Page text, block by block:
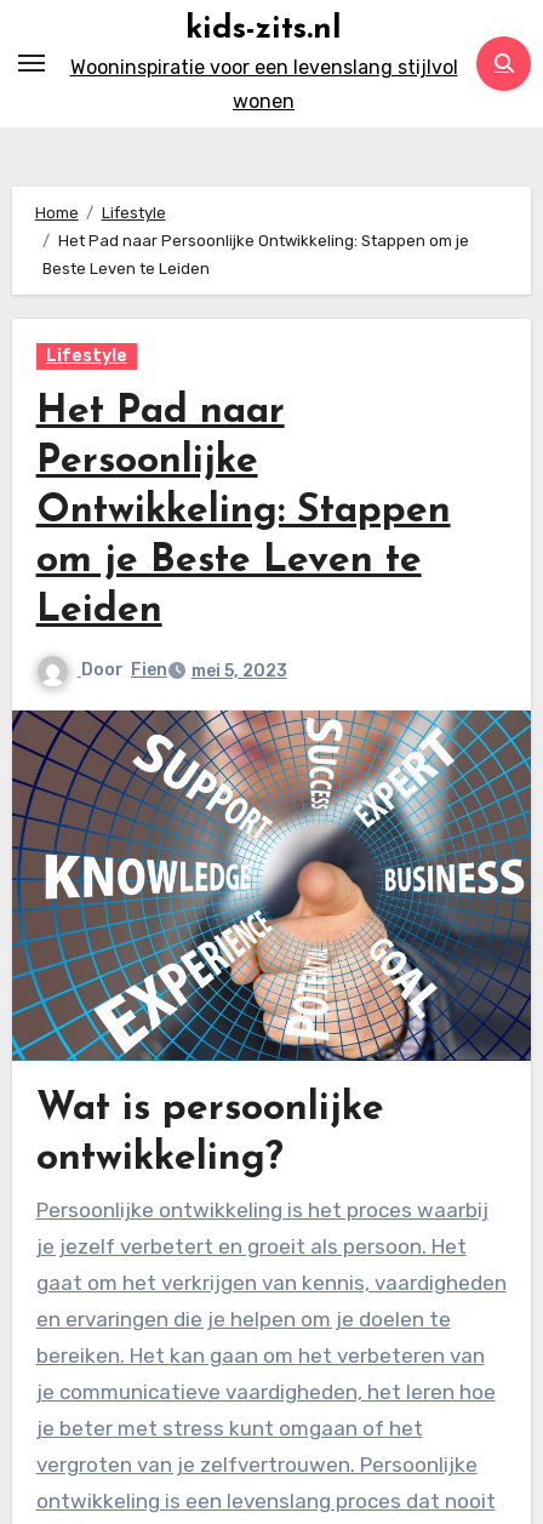
naar
kids-zits.nl
Wooninspiratie voor een levenslang stijlvol
wonen
Home
Lifestyle
Het Pad naar Persoonlijke Ontwikkeling: Stappen om je
Beste Leven te Leiden
Lifestyle
Het Pad naar
Persoonlijke
Ontwikkeling: Stappen
om je Beste Leven te
Leiden
Door Fien mei 5, 2023
Wat is persoonlijke
ontwikkeling?
Persoonlijke ontwikkeling is het proces waarbij
je jezelf verbetert en groeit als persoon. Het
gaat om het verkrijgen van kennis, vaardigheden
en ervaringen die je helpen om je doelen te
bereiken. Het kan gaan om het verbeteren van
je communicatieve vaardigheden, het leren hoe
je beter met stress kunt omgaan of het
vergroten van je zelfvertrouwen. Persoonlijke
ontwikkeling is een levenslang proces dat nooit